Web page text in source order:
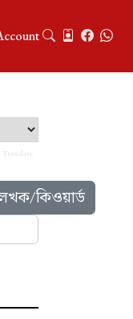
Translate
কিওয়ার্ড